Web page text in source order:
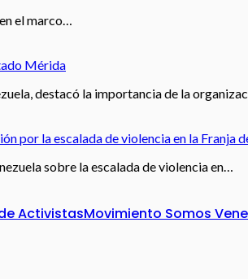
el marco…
Mérida
destacó la importancia de la
por la escalada de violencia en la Franja
sobre la escalada de violencia en…
ActivistasMovimiento Somos